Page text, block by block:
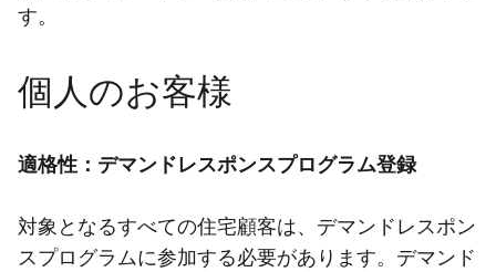
す。
個人のお客様
適格性：デマンドレスポンスプログラム登録
対象となるすべての住宅顧客は、デマンドレスポン
スプログラムに参加する必要があります。デマンド